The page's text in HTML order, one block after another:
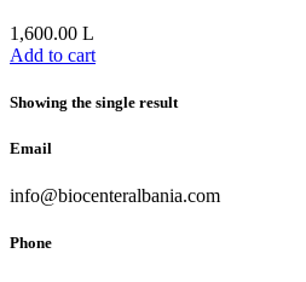
1,600.00 L
Add to cart
Showing the single result
Email
info@biocenteralbania.com
Phone